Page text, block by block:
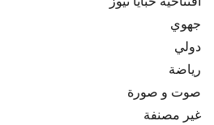
جهوي
دولي
رياضة
صوت و صورة
غير مصنفة